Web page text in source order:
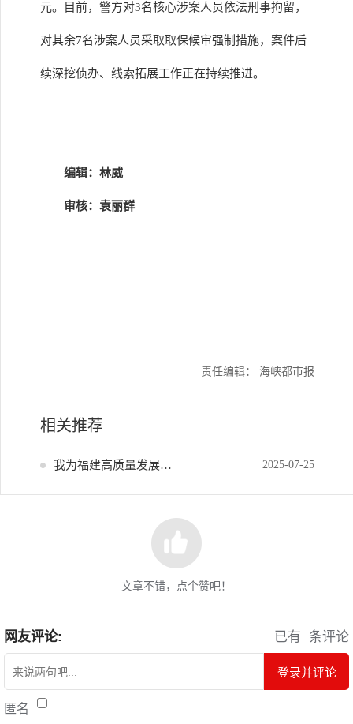
元。目前，警方对3名核心涉案人员依法刑事拘留，
对其余7名涉案人员采取取保候审强制措施，案件后
续深挖侦办、线索拓展工作正在持续推进。
编辑：林威
审核：袁丽群
责任编辑： 海峡都市报
相关推荐
我为福建高质量发展献策 2025-07-25
文章不错，点个赞吧！
网友评论: 已有 条评论
登录并评论
匿名